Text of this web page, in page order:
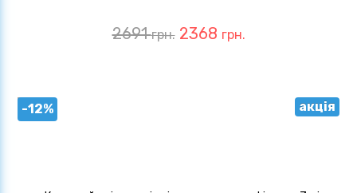
2691грн. 2368 грн.
-12% акція